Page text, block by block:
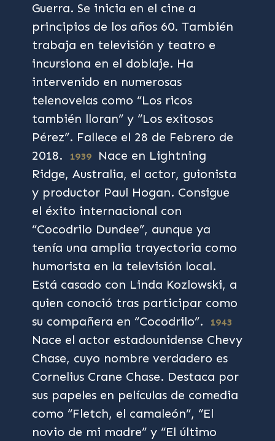
Guerra. Se inicia en el cine a
principios de los años 60. También
trabaja en televisión y teatro e
incursiona en el doblaje. Ha
intervenido en numerosas
telenovelas como “Los ricos
también lloran” y “Los exitosos
Pérez”. Fallece el 28 de Febrero de
2018.
1939
Nace en Lightning
Ridge, Australia, el actor, guionista
y productor Paul Hogan. Consigue
el éxito internacional con
“Cocodrilo Dundee”, aunque ya
tenía una amplia trayectoria como
humorista en la televisión local.
Está casado con Linda Kozlowski, a
quien conoció tras participar como
su compañera en “Cocodrilo”.
1943
Nace el actor estadounidense Chevy
Chase, cuyo nombre verdadero es
Cornelius Crane Chase. Destaca por
sus papeles en películas de comedia
como “Fletch, el camaleón”, “El
novio de mi madre” y “El último